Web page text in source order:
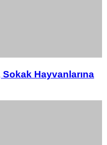
Hayvanlarına